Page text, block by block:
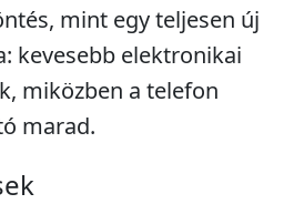
mint egy teljesen új
kevesebb elektronikai
miközben a telefon
marad.